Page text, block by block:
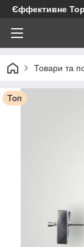
Єффективне
Товари та
Топ